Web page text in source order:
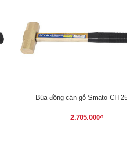
XEM NHANH
Búa đồng cán gỗ Smato CH
2.705.000₫